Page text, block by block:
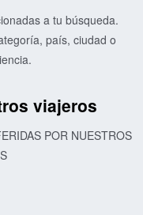
a tu búsqueda.
país, ciudad o
viajeros
POR NUESTROS